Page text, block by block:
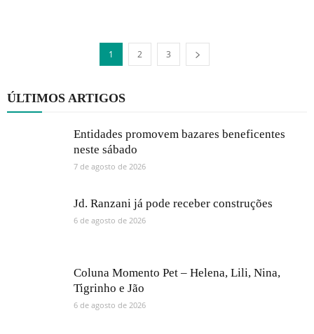
1 2 3
ÚLTIMOS ARTIGOS
Entidades promovem bazares beneficentes
neste sábado
7 de agosto de 2026
Jd. Ranzani já pode receber construções
6 de agosto de 2026
Coluna Momento Pet – Helena, Lili, Nina,
Tigrinho e Jão
6 de agosto de 2026